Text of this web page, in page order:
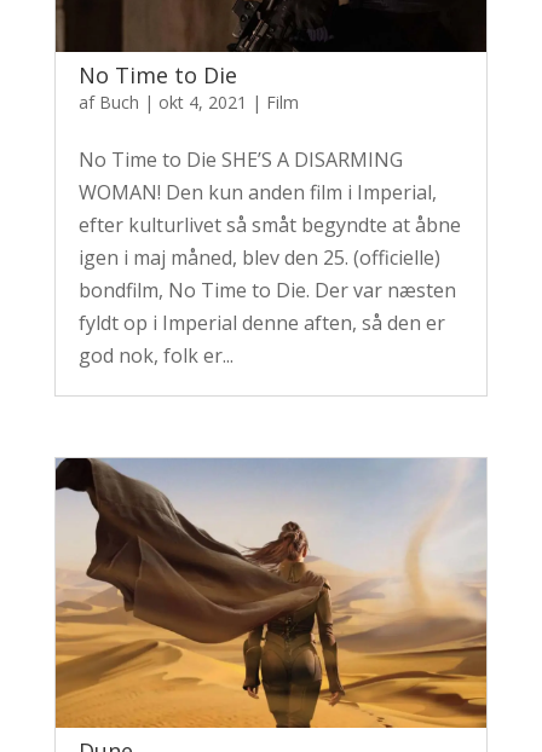
No Time to Die
af Buch | okt 4, 2021 | Film
No Time to Die SHE’S A DISARMING
WOMAN! Den kun anden film i Imperial,
efter kulturlivet så småt begyndte at åbne
igen i maj måned, blev den 25. (officielle)
bondfilm, No Time to Die. Der var næsten
fyldt op i Imperial denne aften, så den er
god nok, folk er...